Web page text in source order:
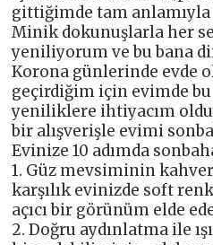
gittiğimde tam
Minik dokunuşlarla her
yeniliyorum ve bu bana
Korona günlerinde evde
geçirdiğim için evimde
yeniliklere ihtiyacım
bir alışverişle evimi
Evinize 10 adımda
1. Güz mevsiminin
karşılık evinizde soft
açıcı bir görünüm elde
2. Doğru aydınlatma ile